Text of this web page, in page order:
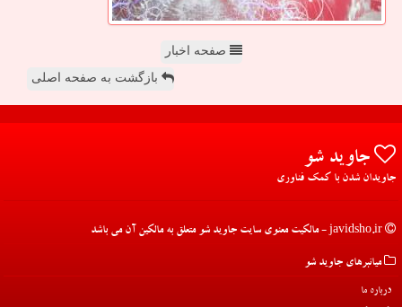
صفحه اخبار
بازگشت به صفحه اصلی
جاوید شو
جاویدان شدن با کمک فناوری
میانبرهای جاوید شو
درباره ما